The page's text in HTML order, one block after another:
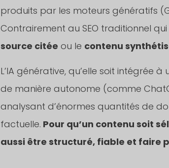
produits par les moteurs génératifs
Contrairement au SEO traditionnel
source citée ou le contenu
L’IA générative, qu’elle soit intégrée
de manière autonome (comme
analysant d’énormes quantités de
factuelle. Pour qu’un contenu soit
aussi être structuré, fiable et faire